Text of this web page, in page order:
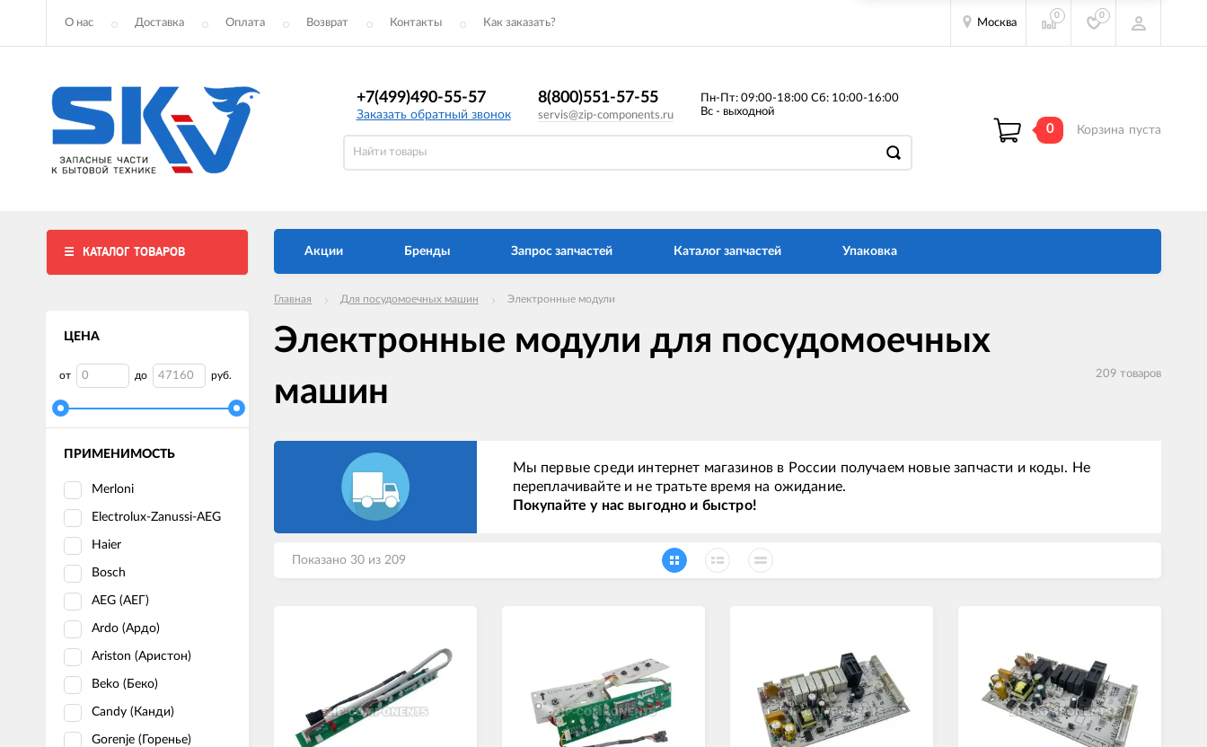
О нас Доставка Оплата Возврат Контакты Как заказать? Москва
0 0
+7(499)490-55-57
Заказать обратный звонок
8(800)551-57-55
servis@zip-components.ru
Пн-Пт: 09:00-18:00 Сб: 10:00-16:00
Вс - выходной
0 Корзина пуста
КАТАЛОГ ТОВАРОВ
ЦЕНА
от до руб.
ПРИМЕНИМОСТЬ
Merloni
Electrolux-Zanussi-AEG
Haier
Bosch
AEG (АЕГ)
Ardo (Ардо)
Ariston (Аристон)
Beko (Беко)
Candy (Канди)
Gorenje (Горенье)
Акции Бренды Запрос запчастей Каталог запчастей Упаковка
Главная Для посудомоечных машин Электронные модули
Электронные модули для посудомоечных
машин
209 товаров
Мы первые среди интернет магазинов в России получаем новые запчасти и коды. Не
переплачивайте и не тратьте время на ожидание.
Покупайте у нас выгодно и быстро!
Показано 30 из 209